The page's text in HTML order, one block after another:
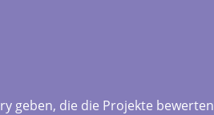
geben, die die Projekte bewerten